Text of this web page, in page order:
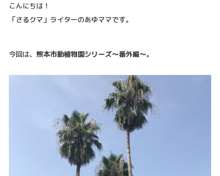
こんにちは！
「さるクマ」ライターのあゆママです。
今回は、 熊本市動植物園シリーズ〜番外編〜。